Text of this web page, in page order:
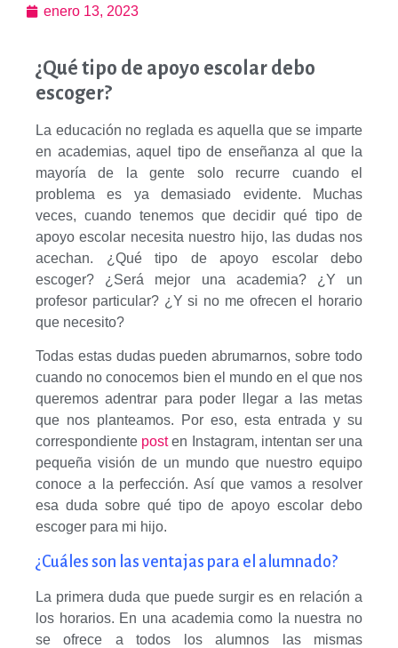
enero 13, 2023
¿Qué tipo de apoyo escolar debo
escoger?
La educación no reglada es aquella que se imparte
en academias, aquel tipo de enseñanza al que la
mayoría de la gente solo recurre cuando el
problema es ya demasiado evidente. Muchas
veces, cuando tenemos que decidir qué tipo de
apoyo escolar necesita nuestro hijo, las dudas nos
acechan. ¿Qué tipo de apoyo escolar debo
escoger? ¿Será mejor una academia? ¿Y un
profesor particular? ¿Y si no me ofrecen el horario
que necesito?
Todas estas dudas pueden abrumarnos, sobre todo
cuando no conocemos bien el mundo en el que nos
queremos adentrar para poder llegar a las metas
que nos planteamos. Por eso, esta entrada y su
correspondiente posten Instagram, intentan ser una
pequeña visión de un mundo que nuestro equipo
conoce a la perfección. Así que vamos a resolver
esa duda sobre qué tipo de apoyo escolar debo
escoger para mi hijo.
¿Cuáles son las ventajas para el alumnado?
La primera duda que puede surgir es en relación a
los horarios. En una academia como la nuestra no
se ofrece a todos los alumnos las mismas